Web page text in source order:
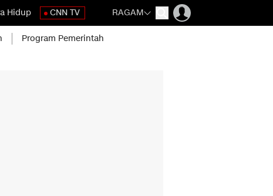
Hidup CNN TV RAGAM
Program Pemerintah